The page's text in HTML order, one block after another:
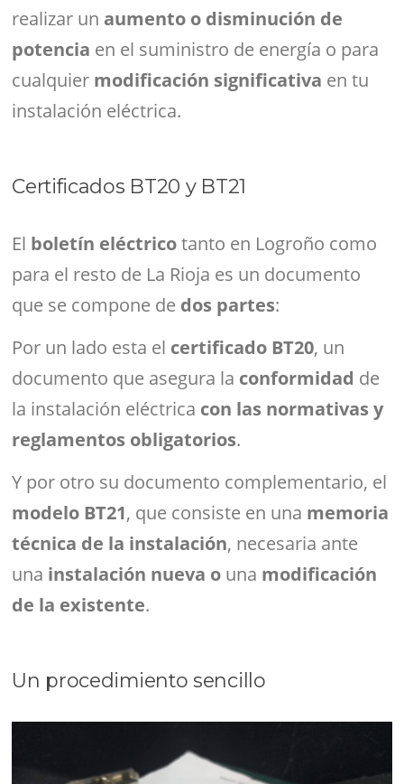
realizar un aumento o disminución de
potencia en el suministro de energía o para
cualquier modificación significativa en tu
instalación eléctrica.
Certificados BT20 y BT21
El boletín eléctricotanto en Logroño como
para el resto de La Rioja es un documento
que se compone de dos partes:
Por un lado esta el certificado BT20, un
documento que asegura la conformidad de
la instalación eléctrica con las normativas y
reglamentos obligatorios.
Y por otro su documento complementario, el
modelo BT21, que consiste en una memoria
técnica de la instalación, necesaria ante
una instalación nueva o una modificación
de la existente.
Un procedimiento sencillo